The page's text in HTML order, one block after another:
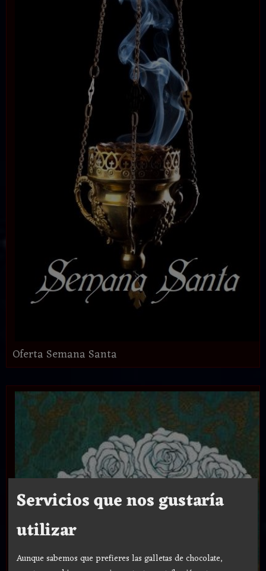
Oferta Semana Santa
Servicios que nos gustaría
utilizar
Aunque sabemos que prefieres las galletas de chocolate,